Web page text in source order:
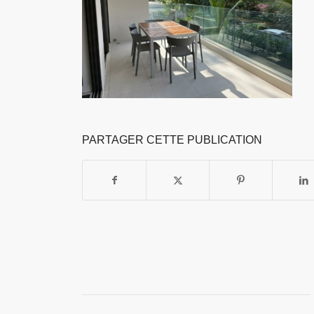
PARTAGER CETTE PUBLICATION